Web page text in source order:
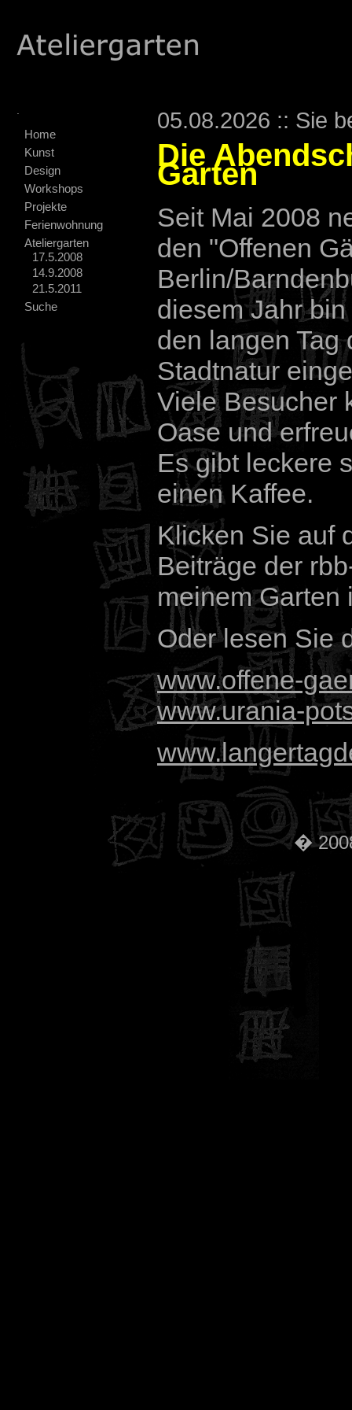
Home
Kunst
Design
Workshops
Projekte
Ferienwohnung
Ateliergarten
17.5.2008
14.9.2008
21.5.2011
Suche
05.08.2026 :: Sie
Die
Garten
Seit Mai 2008
den "Offenen
Berlin/
diesem Jahr
den langen Tag
Stadtnatur
Viele Besucher
Oase und
Es gibt leckere
einen Kaffee.
Klicken Sie auf
Beiträge der
meinem Garten
Oder lesen Sie
www.offene-
www.urania-
�